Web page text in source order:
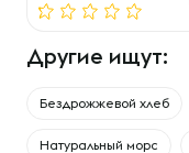
Другие ищут:
Бездрожжевой хлеб
Натуральный морс